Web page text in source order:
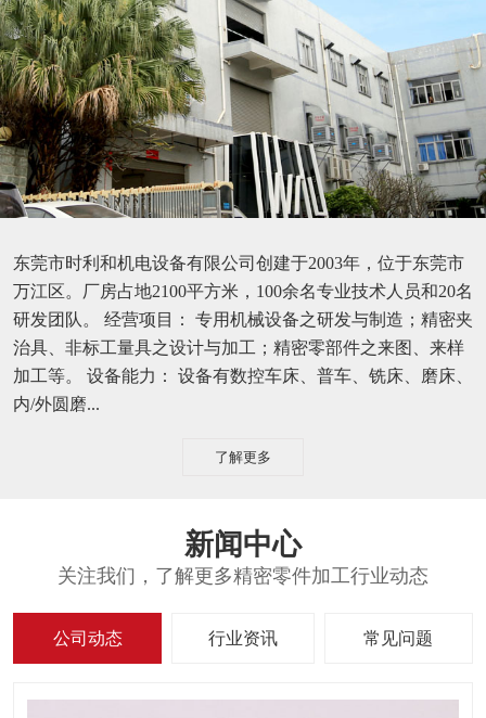
东莞市时利和机电设备有限公司创建于2003年，位于东莞市
万江区。厂房占地2100平方米，100余名专业技术人员和20名
研发团队。 经营项目： 专用机械设备之研发与制造；精密夹
治具、非标工量具之设计与加工；精密零部件之来图、来样
加工等。 设备能力： 设备有数控车床、普车、铣床、磨床、
内/外圆磨...
了解更多
新闻中心
关注我们，了解更多精密零件加工行业动态
公司动态 行业资讯 常见问题